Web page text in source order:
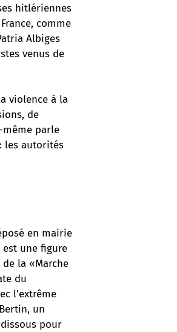
hitlériennes
comme
Albiges
venus de
violence à la
de
même parle
les autorités
en mairie
est une figure
la «Marche
du
l’extrême
un
pour